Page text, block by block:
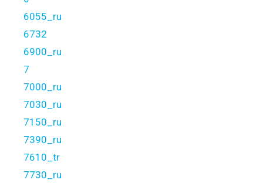
6055_ru
6732
6900_ru
7
7000_ru
7030_ru
7150_ru
7390_ru
7610_tr
7730_ru